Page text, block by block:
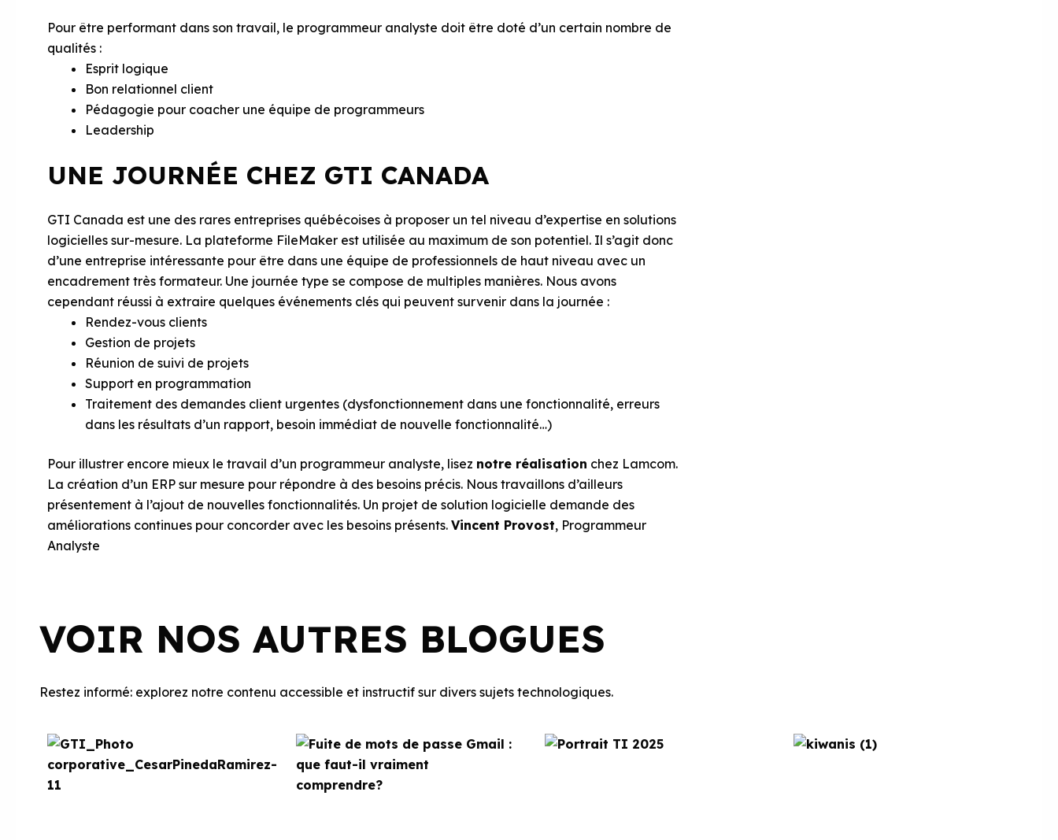
Pour être performant dans son travail, le programmeur analyste doit être doté d’un certain nombre de
qualités :
Esprit logique
Bon relationnel client
Pédagogie pour coacher une équipe de programmeurs
Leadership
UNE JOURNÉE CHEZ GTI CANADA
GTI Canada est une des rares entreprises québécoises à proposer un tel niveau d’expertise en solutions
logicielles sur-mesure. La plateforme FileMaker est utilisée au maximum de son potentiel. Il s’agit donc
d’une entreprise intéressante pour être dans une équipe de professionnels de haut niveau avec un
encadrement très formateur. Une journée type se compose de multiples manières. Nous avons
cependant réussi à extraire quelques événements clés qui peuvent survenir dans la journée :
Rendez-vous clients
Gestion de projets
Réunion de suivi de projets
Support en programmation
Traitement des demandes client urgentes (dysfonctionnement dans une fonctionnalité, erreurs
dans les résultats d’un rapport, besoin immédiat de nouvelle fonctionnalité…)
Pour illustrer encore mieux le travail d’un programmeur analyste, lisez notre réalisation chez Lamcom.
La création d’un ERP sur mesure pour répondre à des besoins précis. Nous travaillons d’ailleurs
présentement à l’ajout de nouvelles fonctionnalités. Un projet de solution logicielle demande des
améliorations continues pour concorder avec les besoins présents. Vincent Provost, Programmeur
Analyste
VOIR NOS AUTRES BLOGUES
Restez informé: explorez notre contenu accessible et instructif sur divers sujets technologiques.